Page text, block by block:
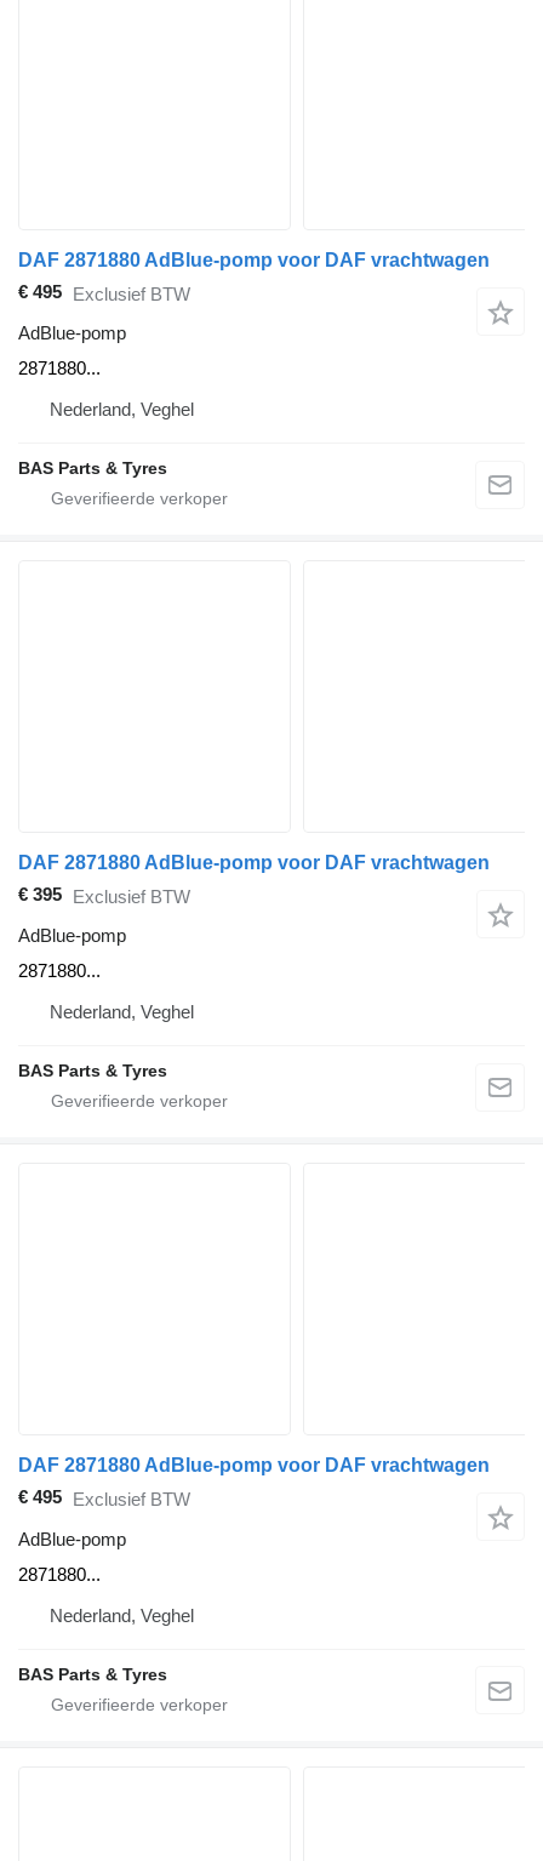
DAF 2871880 AdBlue-pomp voor DAF vrachtwagen
€ 495 Exclusief BTW
AdBlue-pomp
2871880...
Nederland, Veghel
BAS Parts & Tyres
DAF 2871880 AdBlue-pomp voor DAF vrachtwagen
€ 395 Exclusief BTW
AdBlue-pomp
2871880...
Nederland, Veghel
BAS Parts & Tyres
DAF 2871880 AdBlue-pomp voor DAF vrachtwagen
€ 495 Exclusief BTW
AdBlue-pomp
2871880...
Nederland, Veghel
BAS Parts & Tyres